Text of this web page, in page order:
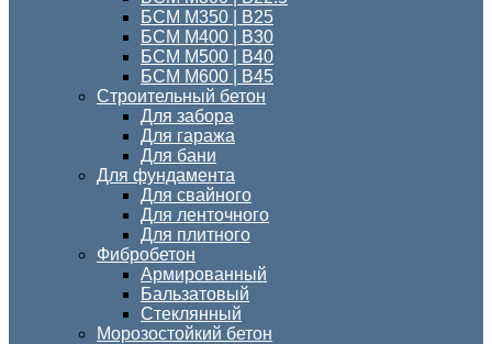
БСМ M350 | B25
БСМ М400 | B30
БСМ М500 | В40
БСМ М600 | В45
Строительный бетон
Для забора
Для гаража
Для бани
Для фундамента
Для свайного
Для ленточного
Для плитного
Фибробетон
Армированный
Бальзатовый
Стеклянный
Морозостойкий бетон